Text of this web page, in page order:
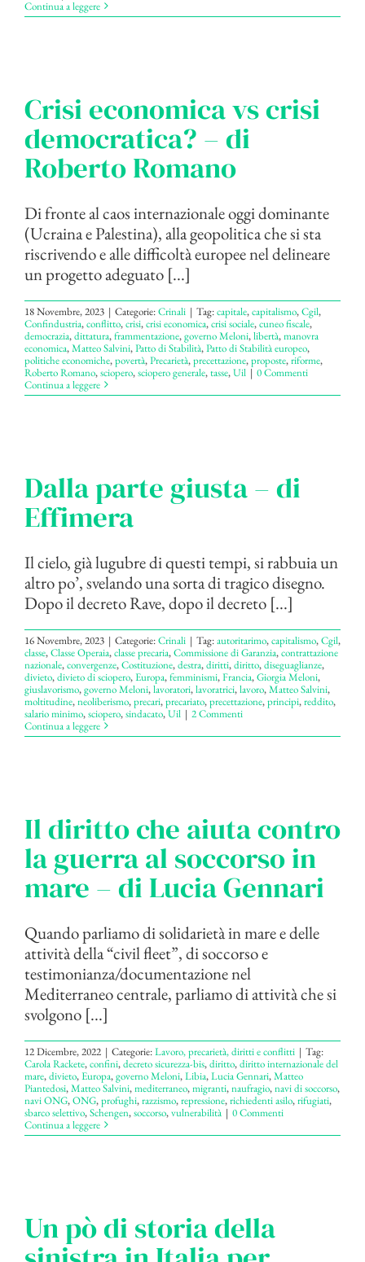
Continua a leggere
Crisi economica vs crisi
democratica? – di
Roberto Romano
Di fronte al caos internazionale oggi dominante
(Ucraina e Palestina), alla geopolitica che si sta
riscrivendo e alle difficoltà europee nel delineare
un progetto adeguato [...]
18 Novembre, 2023 | Categorie:Crinali | Tag:capitale,capitalismo,Cgil,
Confindustria,conflitto,crisi,crisi economica,crisi sociale,cuneo fiscale,
democrazia,dittatura,frammentazione,governo Meloni,libertà,manovra
economica,Matteo Salvini,Patto di Stabilità,Patto di Stabilità europeo,
politiche economiche,povertà,Precarietà,precettazione,proposte,riforme,
Roberto Romano,sciopero,sciopero generale,tasse,Uil | 0 Commenti
Continua a leggere
Dalla parte giusta – di
Effimera
Il cielo, già lugubre di questi tempi, si rabbuia un
altro po’, svelando una sorta di tragico disegno.
Dopo il decreto Rave, dopo il decreto [...]
16 Novembre, 2023 | Categorie:Crinali | Tag:autoritarimo,capitalismo,Cgil,
classe,Classe Operaia,classe precaria,Commissione di Garanzia,contrattazione
nazionale,convergenze,Costituzione,destra,diritti,diritto,diseguaglianze,
divieto,divieto di sciopero,Europa,femminismi,Francia,Giorgia Meloni,
giuslavorismo,governo Meloni,lavoratori,lavoratrici,lavoro,Matteo Salvini,
moltitudine,neoliberismo,precari,precariato,precettazione,principi,reddito,
salario minimo,sciopero,sindacato,Uil | 2 Commenti
Continua a leggere
Il diritto che aiuta contro
la guerra al soccorso in
mare – di Lucia Gennari
Quando parliamo di solidarietà in mare e delle
attività della “civil fleet”, di soccorso e
testimonianza/documentazione nel
Mediterraneo centrale, parliamo di attività che si
svolgono [...]
12 Dicembre, 2022 | Categorie:Lavoro, precarietà, diritti e conflitti | Tag:
Carola Rackete,confini,decreto sicurezza-bis,diritto,diritto internazionale del
mare,divieto,Europa,governo Meloni,Libia,Lucia Gennari,Matteo
Piantedosi,Matteo Salvini,mediterraneo,migranti,naufragio,navi di soccorso,
navi ONG,ONG,profughi,razzismo,repressione,richiedenti asilo,rifugiati,
sbarco selettivo,Schengen,soccorso,vulnerabilità | 0 Commenti
Continua a leggere
Un pò di storia della